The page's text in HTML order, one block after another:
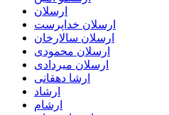
ارسلان
ارسلان خداپرست
ارسلان سالارخان
ارسلان محمودی
ارسلان میردادی
ارشا دهقانی
ارشاد
ارشام